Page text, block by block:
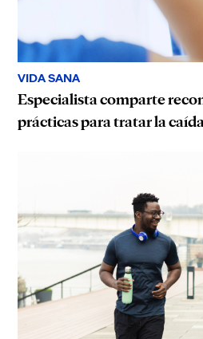
VIDA SANA
Especialista comparte
prácticas para tratar la